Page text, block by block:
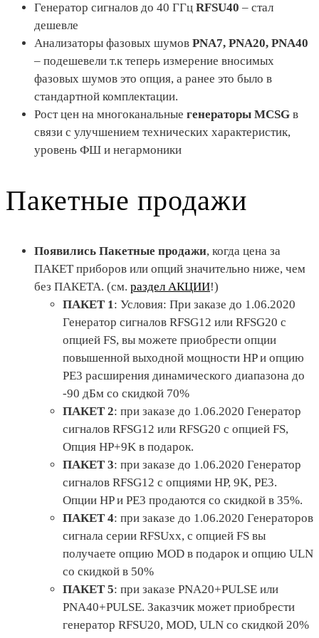
Генератор сигналов до 40 ГГц RFSU40 – стал
дешевле
Анализаторы фазовых шумов PNA7, PNA20, PNA40
– подешевели т.к теперь измерение вносимых
фазовых шумов это опция, а ранее это было в
стандартной комплектации.
Рост цен на многоканальные генераторы MCSG в
связи с улучшением технических характеристик,
уровень ФШ и негармоники
Пакетные продажи
Появились Пакетные продажи, когда цена за
ПАКЕТ приборов или опций значительно ниже, чем
без ПАКЕТА. (см. раздел АКЦИИ!)
ПАКЕТ 1 : Условия: При заказе до 1.06.2020
Генератор сигналов RFSG12 или RFSG20 c
опцией FS, вы можете приобрести опции
повышенной выходной мощности HP и опцию
PE3 расширения динамического диапазона до
-90 дБм со скидкой 70%
ПАКЕТ 2: при заказе до 1.06.2020 Генератор
сигналов RFSG12 или RFSG20 c опцией FS,
Опция HP+9K в подарок.
ПАКЕТ 3: при заказе до 1.06.2020 Генератор
сигналов RFSG12 c опциями HP, 9K, PE3.
Опции HP и PE3 продаются со скидкой в 35%.
ПАКЕТ 4: при заказе до 1.06.2020 Генераторов
сигнала серии RFSUxx, c опцией FS вы
получаете опцию MOD в подарок и опцию ULN
со скидкой в 50%
ПАКЕТ 5: при заказе PNA20+PULSE или
PNA40+PULSE. Заказчик может приобрести
генератор RFSU20, MOD, ULN со скидкой 20%